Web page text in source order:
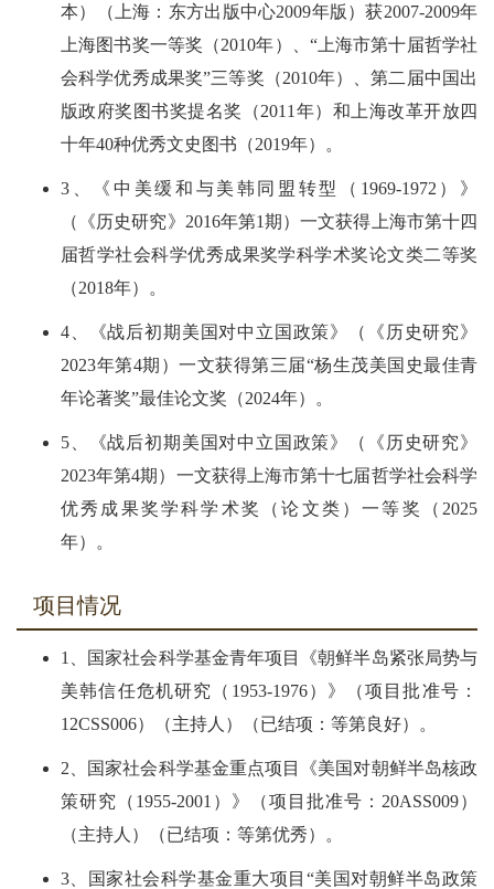
本）（上海：东方出版中心2009年版）获2007-2009年
上海图书奖一等奖（2010年）、“上海市第十届哲学社
会科学优秀成果奖”三等奖（2010年）、第二届中国出
版政府奖图书奖提名奖（2011年）和上海改革开放四
十年40种优秀文史图书（2019年）。
3、《中美缓和与美韩同盟转型（1969-1972）》
（《历史研究》2016年第1期）一文获得上海市第十四
届哲学社会科学优秀成果奖学科学术奖论文类二等奖
（2018年）。
4、《战后初期美国对中立国政策》（《历史研究》
2023年第4期）一文获得第三届“杨生茂美国史最佳青
年论著奖”最佳论文奖（2024年）。
5、《战后初期美国对中立国政策》（《历史研究》
2023年第4期）一文获得上海市第十七届哲学社会科学
优秀成果奖学科学术奖（论文类）一等奖（2025
年）。
项目情况
1、国家社会科学基金青年项目《朝鲜半岛紧张局势与
美韩信任危机研究（1953-1976）》（项目批准号：
12CSS006）（主持人）（已结项：等第良好）。
2、国家社会科学基金重点项目《美国对朝鲜半岛核政
策研究（1955-2001）》（项目批准号：20ASS009）
（主持人）（已结项：等第优秀）。
3、国家社会科学基金重大项目“美国对朝鲜半岛政策